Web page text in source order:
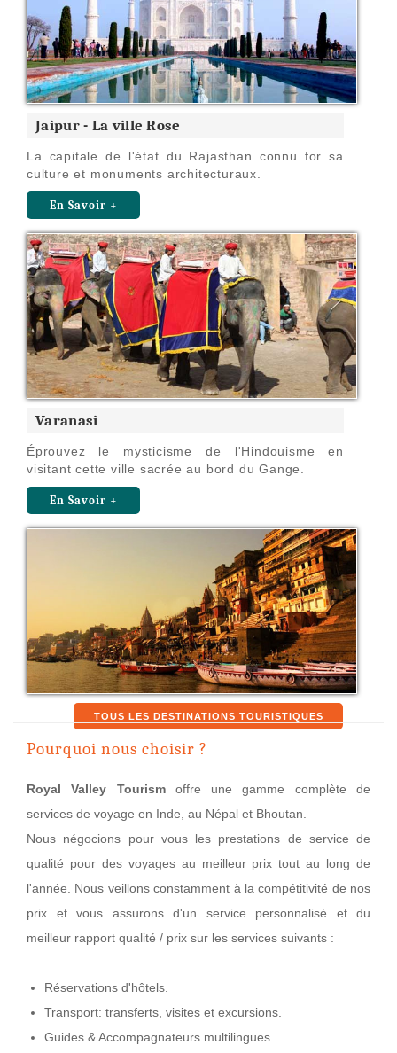
Jaipur - La ville Rose
La capitale de l'état du Rajasthan connu for sa
culture et monuments architecturaux.
En Savoir +
Varanasi
Éprouvez le mysticisme de l'Hindouisme en
visitant cette ville sacrée au bord du Gange.
En Savoir +
TOUS LES DESTINATIONS TOURISTIQUES
Pourquoi nous choisir ?
Royal Valley Tourismoffre une gamme complète de
services de voyage en Inde, au Népal et Bhoutan.
Nous négocions pour vous les prestations de service de
qualité pour des voyages au meilleur prix tout au long de
l'année. Nous veillons constamment à la compétitivité de nos
prix et vous assurons d'un service personnalisé et du
meilleur rapport qualité / prix sur les services suivants :
Réservations d'hôtels.
Transport: transferts, visites et excursions.
Guides & Accompagnateurs multilingues.